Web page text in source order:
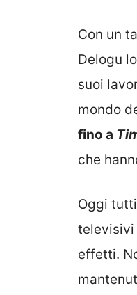
Con un
Delogu
suoi
mondo
fino a
che
Oggi
televisivi
effetti.